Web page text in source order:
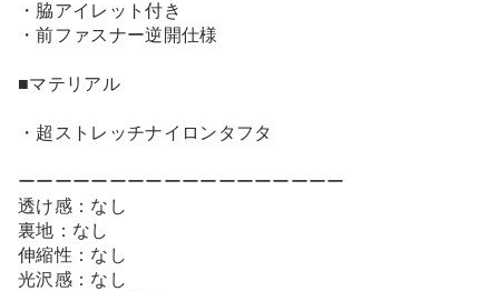
・脇アイレット付き
・前ファスナー逆開仕様
■マテリアル
・超ストレッチナイロンタフタ
ーーーーーーーーーーーーーーーーーー
透け感：なし
裏地：なし
伸縮性：なし
光沢感：なし